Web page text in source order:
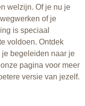
welzijn. Of je nu je
of je
is speciaal
voldoen. Ontdek
begeleiden naar je
pagina voor meer
versie van jezelf.